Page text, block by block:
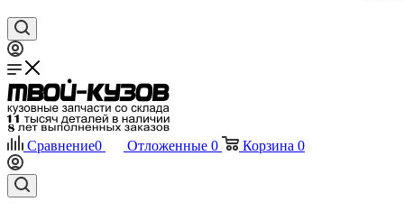
Сравнение0 Отложенные 0 Корзина 0